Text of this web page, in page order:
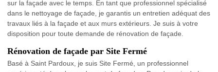
sur la façade avec le temps. En tant que professionnel spécialisé
dans le nettoyage de façade, je garantis un entretien adéquat des
travaux liés à la façade et aux murs extérieurs. Je suis à votre
disposition pour toute demande de rénovation de façade.
Rénovation de façade par Site Fermé
Basé à Saint Pardoux, je suis Site Fermé, un professionnel